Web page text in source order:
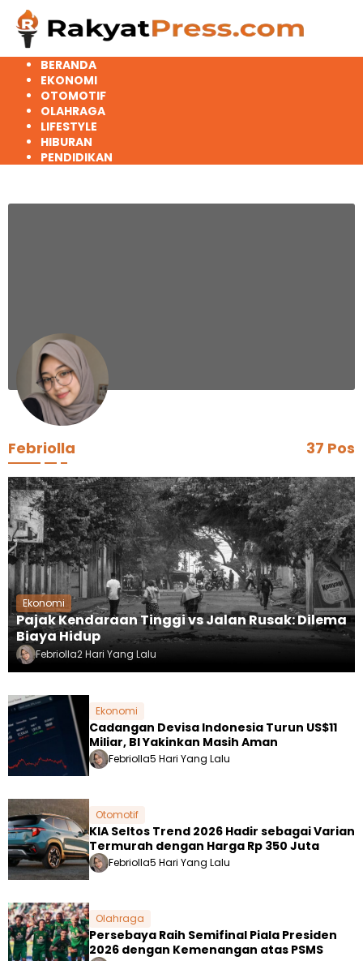
Langsung
konten
BERANDA
EKONOMI
OTOMOTIF
OLAHRAGA
LIFESTYLE
HIBURAN
PENDIDIKAN
Febriolla 37 Pos
Ekonomi
Pajak Kendaraan Tinggi vs Jalan Rusak: Dilema
Biaya Hidup
Febriolla2 Hari Yang Lalu
Ekonomi
Cadangan Devisa Indonesia Turun US$11
Miliar, BI Yakinkan Masih Aman
Febriolla5 Hari Yang Lalu
Otomotif
KIA Seltos Trend 2026 Hadir sebagai Varian
Termurah dengan Harga Rp 350 Juta
Febriolla5 Hari Yang Lalu
Olahraga
Persebaya Raih Semifinal Piala Presiden
2026 dengan Kemenangan atas PSMS